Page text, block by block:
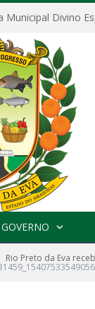
Rio Preto da Eva